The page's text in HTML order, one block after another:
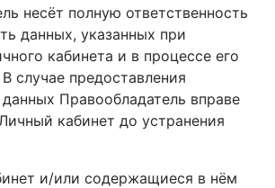
несёт полную ответственность
данных, указанных при
кабинета и в процессе его
случае предоставления
Правообладатель вправе
кабинет до устранения
и/или содержащиеся в нём